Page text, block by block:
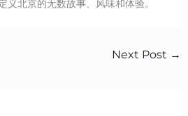
义北京的无数故事、风味和体验。
Next Post →